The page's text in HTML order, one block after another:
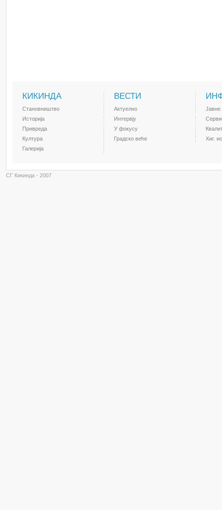
КИКИНДА
Становништво
Историја
Привреда
Култура
Галерија
ВЕСТИ
Актуелно
Интервју
У фокусу
Градско веће
Јавне
Хиг.
СГ Кикинда - 2007